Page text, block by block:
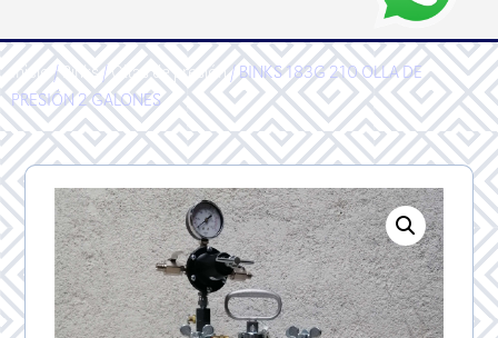
Inicio/Binks/Ollas de presión/ BINKS 183G 210 OLLA DE
PRESIÓN 2 GALONES